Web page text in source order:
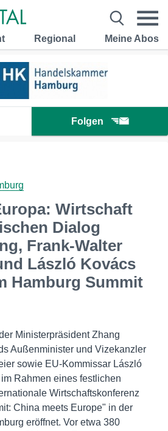
Regional Meine Abos
Folgen
Wirtschaft
Dialog
Frank-Walter
László Kovács
Hamburg Summit
Ministerpräsident Zhang
Außenminister und Vizekanzler
sowie EU-Kommissar László
Rahmen eines festlichen
Wirtschaftskonferenz
China meets Europe" in der
eröffnet. Vor etwa 380